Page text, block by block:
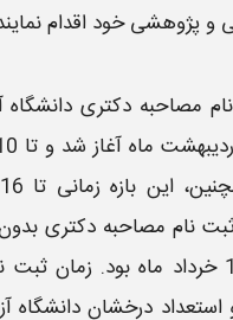
و پژوهشی خود اقدام
نام مصاحبه دکتری بدون
زمان ثبت